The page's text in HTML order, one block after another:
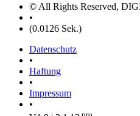
© All Rights Reserved,
•
(0.0126 Sek.)
Datenschutz
•
Haftung
•
Impressum
•